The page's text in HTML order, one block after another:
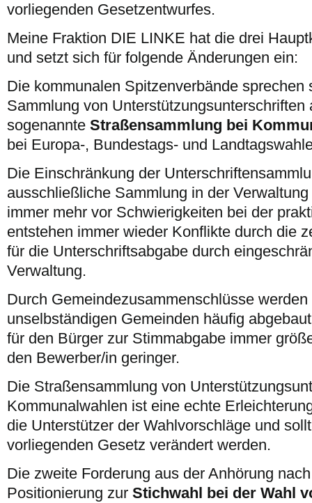
vorliegenden Gesetzentwurfes.
Meine Fraktion DIE LINKE hat die drei
und setzt sich für folgende Änderungen ein:
Die kommunalen Spitzenverbände sprechen
Sammlung von
sogenannte Straßensammlung bei
bei Europa-, Bundestags- und
Die Einschränkung der
ausschließliche Sammlung in der
immer mehr vor Schwierigkeiten bei der
entstehen immer wieder Konflikte durch die
für die Unterschriftsabgabe durch
Verwaltung.
Durch Gemeindezusammenschlüsse
unselbständigen Gemeinden häufig
für den Bürger zur Stimmabgabe immer
den Bewerber/in geringer.
Die Straßensammlung von
Kommunalwahlen ist eine echte
die Unterstützer der Wahlvorschläge und
vorliegenden Gesetz verändert werden.
Die zweite Forderung aus der Anhörung
Positionierung zur Stichwahl bei der Wahl